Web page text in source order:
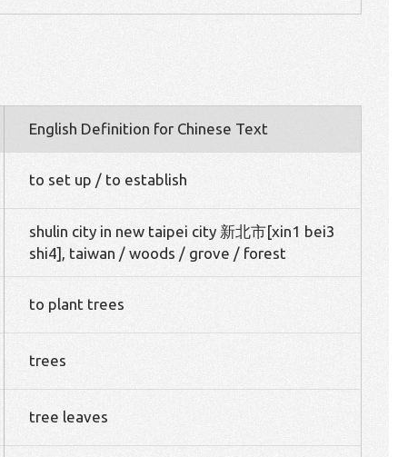
English Definition for Chinese Text
to set up / to establish
shulin city in new taipei city 新北市[xin1 bei3
shi4], taiwan / woods / grove / forest
to plant trees
trees
tree leaves